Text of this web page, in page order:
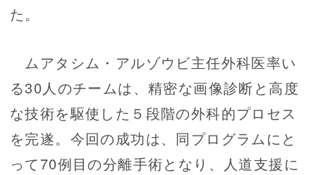
た。
ムアタシム・アルゾウビ主任外科医率い
る30人のチームは、精密な画像診断と高度
な技術を駆使した５段階の外科的プロセス
を完遂。今回の成功は、同プログラムにと
って70例目の分離手術となり、人道支援に